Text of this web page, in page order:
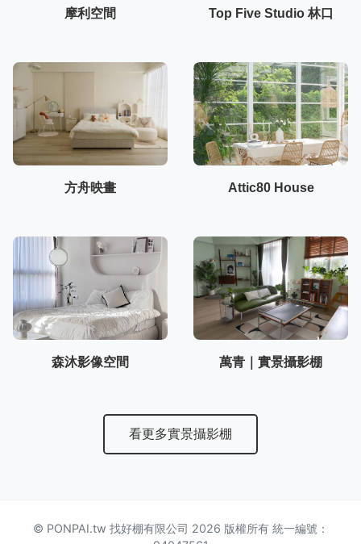
摩利空間 Top Five Studio 林口
方舟映畫 Attic80 House
森沐影像空間 萬青｜實景攝影棚
看更多實景攝影棚
© PONPAI.tw 找好棚有限公司 2026 版權所有 統一編號：